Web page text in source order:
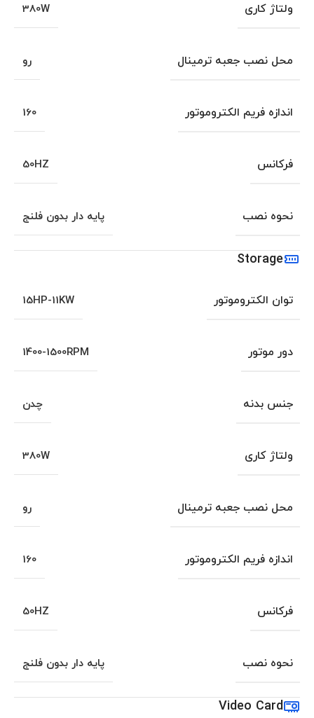
ولتاژ کاری 380W
محل نصب جعبه ترمینال رو
اندازه فریم الکتروموتور 160
فرکانس 50HZ
نحوه نصب پایه دار بدون فلنج
Storage
توان الکتروموتور 15HP-11KW
دور موتور 1400-1500RPM
جنس بدنه چدن
ولتاژ کاری 380W
محل نصب جعبه ترمینال رو
اندازه فریم الکتروموتور 160
فرکانس 50HZ
نحوه نصب پایه دار بدون فلنج
Video Card